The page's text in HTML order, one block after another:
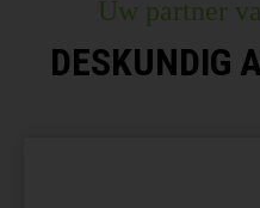
Uw partner
DESKUNDIG